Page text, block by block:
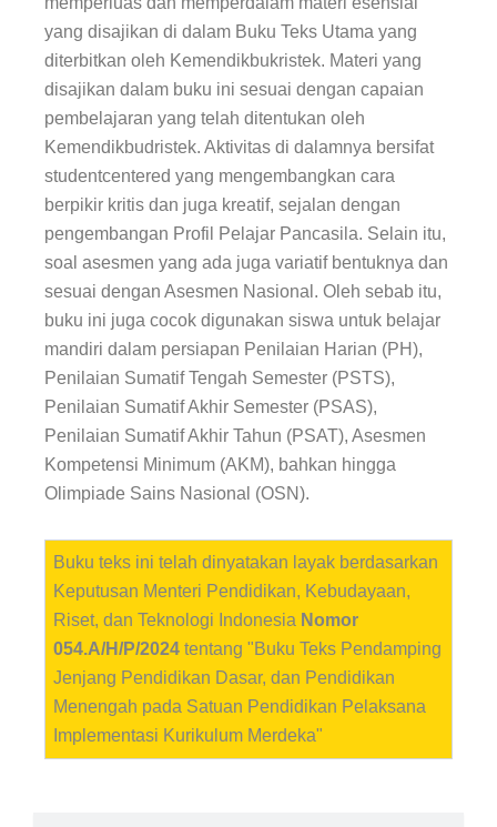
yang disajikan di dalam Buku Teks Utama yang
diterbitkan oleh Kemendikbukristek. Materi yang
disajikan dalam buku ini sesuai dengan capaian
pembelajaran yang telah ditentukan oleh
Kemendikbudristek. Aktivitas di dalamnya bersifat
studentcentered yang mengembangkan cara
berpikir kritis dan juga kreatif, sejalan dengan
pengembangan Profil Pelajar Pancasila. Selain itu,
soal asesmen yang ada juga variatif bentuknya dan
sesuai dengan Asesmen Nasional. Oleh sebab itu,
buku ini juga cocok digunakan siswa untuk belajar
mandiri dalam persiapan Penilaian Harian (PH),
Penilaian Sumatif Tengah Semester (PSTS),
Penilaian Sumatif Akhir Semester (PSAS),
Penilaian Sumatif Akhir Tahun (PSAT), Asesmen
Kompetensi Minimum (AKM), bahkan hingga
Olimpiade Sains Nasional (OSN).
Buku teks ini telah dinyatakan layak berdasarkan
Keputusan Menteri Pendidikan, Kebudayaan,
Riset, dan Teknologi Indonesia Nomor
054.A/H/P/2024 tentang "Buku Teks Pendamping
Jenjang Pendidikan Dasar, dan Pendidikan
Menengah pada Satuan Pendidikan Pelaksana
Implementasi Kurikulum Merdeka"